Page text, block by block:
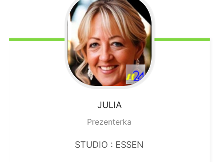
JULIA
Prezenterka
STUDIO : ESSEN